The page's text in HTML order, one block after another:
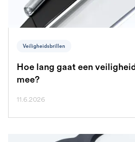
Veiligheidsbrillen
Hoe lang gaat een
mee?
11.6.2026